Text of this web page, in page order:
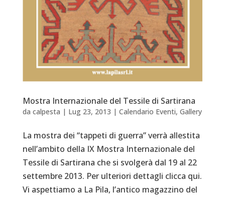
Mostra Internazionale del Tessile di Sartirana
da calpesta | Lug 23, 2013 | Calendario Eventi, Gallery
La mostra dei “tappeti di guerra” verrà allestita
nell’ambito della IX Mostra Internazionale del
Tessile di Sartirana che si svolgerà dal 19 al 22
settembre 2013. Per ulteriori dettagli clicca qui.
Vi aspettiamo a La Pila, l’antico magazzino del